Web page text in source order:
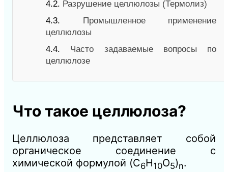
4.2. Разрушение целлюлозы (Термолиз)
4.3. Промышленное применение
целлюлозы
4.4. Часто задаваемые вопросы по
целлюлозе
Что такое целлюлоза?
Целлюлоза представляет собой
органическое соединение с
химической формулой (C6H10O5)n.